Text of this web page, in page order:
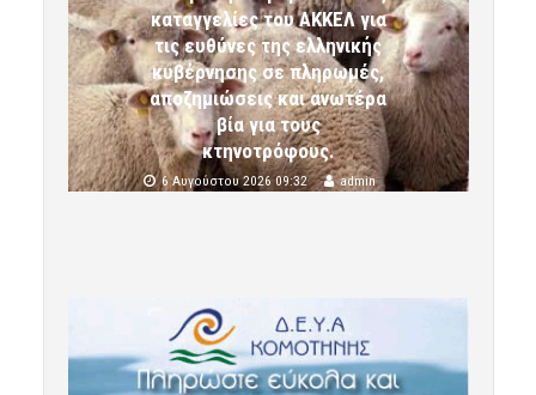
καταγγελίες του ΑΚΚΕΛ για
τις ευθύνες της ελληνικής
κυβέρνησης σε πληρωμές,
αποζημιώσεις και ανωτέρα
βία για τους
κτηνοτρόφους.
6 Αυγούστου 2026 09:32 admin